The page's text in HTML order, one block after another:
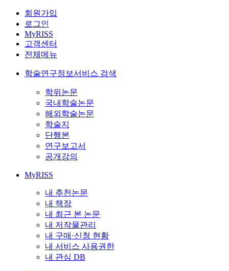
회원가입
로그인
MyRISS
고객센터
전체메뉴
학술연구정보서비스 검색
학위논문
국내학술논문
해외학술논문
학술지
단행본
연구보고서
공개강의
MyRISS
내 추천논문
내 책장
내 최근 본 논문
내 저작물관리
내 구매·신청 현황
내 서비스 사용권한
내 관심 DB